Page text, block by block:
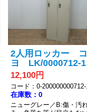
2人用ロッカー
ヨ LK/0000712-1
12,100円
コード：0-
在庫数：0
ニューグレー／B:傷・汚